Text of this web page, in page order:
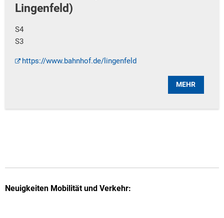
Lingenfeld)
S4
S3
https://www.bahnhof.de/lingenfeld
MEHR
Neuigkeiten Mobilität und Verkehr: